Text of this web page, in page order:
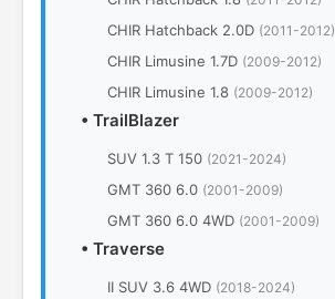
CHIR Hatchback 2.0D (2011-2012)
CHIR Limusine 1.7D (2009-2012)
CHIR Limusine 1.8 (2009-2012)
• TrailBlazer
SUV 1.3 T 150 (2021-2024)
GMT 360 6.0 (2001-2009)
GMT 360 6.0 4WD (2001-2009)
• Traverse
II SUV 3.6 4WD (2018-2024)